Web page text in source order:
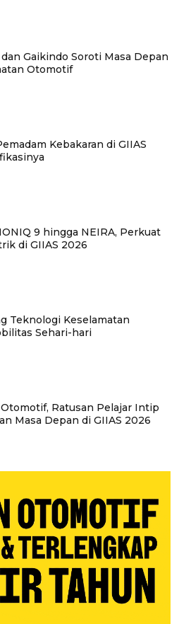
Gaikindo Soroti Masa Depan
Otomotif
Kebakaran di GIIAS
9 hingga NEIRA, Perkuat
di GIIAS 2026
Teknologi Keselamatan
Sehari-hari
Ratusan Pelajar Intip
Masa Depan di GIIAS 2026